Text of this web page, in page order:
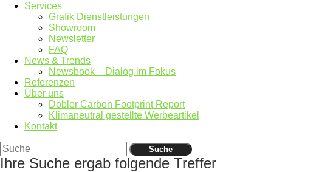
Services
Grafik Dienstleistungen
Showroom
Newsletter
FAQ
News & Trends
Newsbook – Dialog im Fokus
Referenzen
Über uns
Döbler Carbon Footprint Report
Klimaneutral gestellte Werbeartikel
Kontakt
Suche
Ihre Suche ergab folgende Treffer